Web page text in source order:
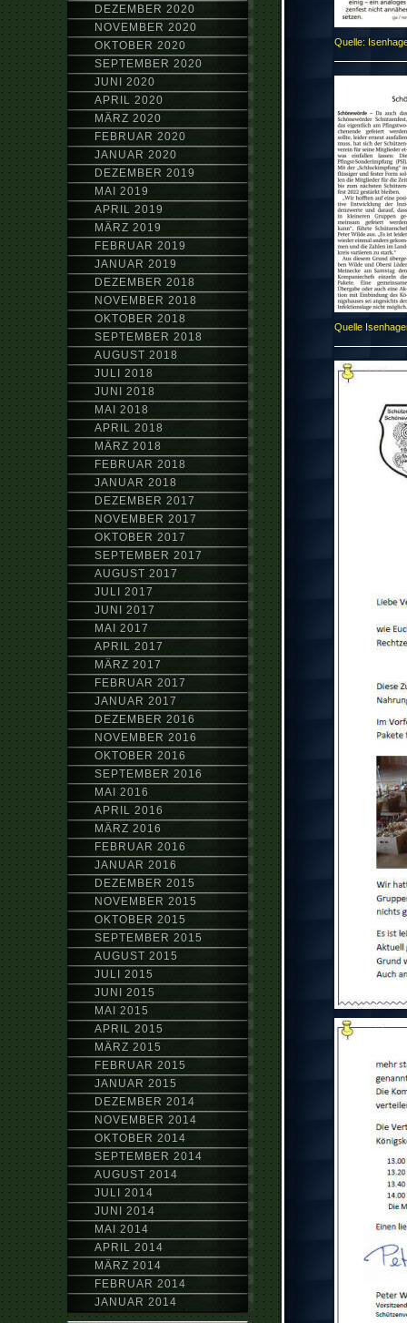
Quelle:
Quelle
DEZEMBER 2020
NOVEMBER 2020
OKTOBER 2020
SEPTEMBER 2020
JUNI 2020
APRIL 2020
MÄRZ 2020
FEBRUAR 2020
JANUAR 2020
DEZEMBER 2019
MAI 2019
APRIL 2019
MÄRZ 2019
FEBRUAR 2019
JANUAR 2019
DEZEMBER 2018
NOVEMBER 2018
OKTOBER 2018
SEPTEMBER 2018
AUGUST 2018
JULI 2018
JUNI 2018
MAI 2018
APRIL 2018
MÄRZ 2018
FEBRUAR 2018
JANUAR 2018
DEZEMBER 2017
NOVEMBER 2017
OKTOBER 2017
SEPTEMBER 2017
AUGUST 2017
JULI 2017
JUNI 2017
MAI 2017
APRIL 2017
MÄRZ 2017
FEBRUAR 2017
JANUAR 2017
DEZEMBER 2016
NOVEMBER 2016
OKTOBER 2016
SEPTEMBER 2016
MAI 2016
APRIL 2016
MÄRZ 2016
FEBRUAR 2016
JANUAR 2016
DEZEMBER 2015
NOVEMBER 2015
OKTOBER 2015
SEPTEMBER 2015
AUGUST 2015
JULI 2015
JUNI 2015
MAI 2015
APRIL 2015
MÄRZ 2015
FEBRUAR 2015
JANUAR 2015
DEZEMBER 2014
NOVEMBER 2014
OKTOBER 2014
SEPTEMBER 2014
AUGUST 2014
JULI 2014
JUNI 2014
MAI 2014
APRIL 2014
MÄRZ 2014
FEBRUAR 2014
JANUAR 2014